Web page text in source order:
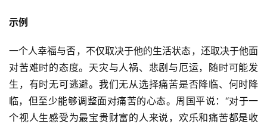
示例
一个人幸福与否，不仅取决于他的生活状态，还取决于他面
对苦难时的态度。天灾与人祸、悲剧与厄运，随时可能发
生，有时无可逃避。我们无从选择痛苦是否降临、何时降
临，但至少能够调整面对痛苦的心态。周国平说：“对于一
个视人生感受为最宝贵财富的人来说，欢乐和痛苦都是收